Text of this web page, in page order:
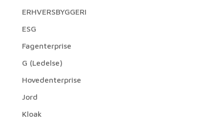
ERHVERSBYGGERI
ESG
Fagenterprise
G (Ledelse)
Hovedenterprise
Jord
Kloak